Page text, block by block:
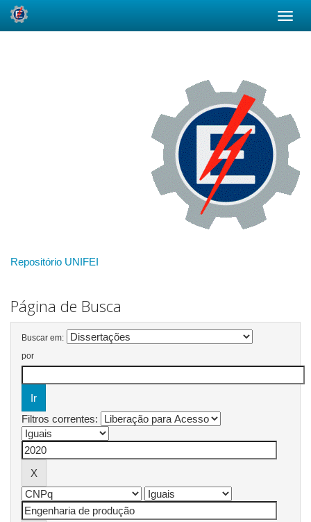
Repositório UNIFEI
Página de Busca
Buscar em:
por
Filtros correntes: